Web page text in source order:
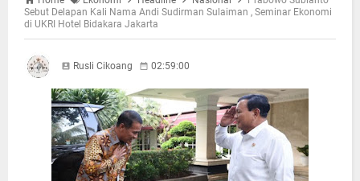
Sebut Delapan Kali Nama Andi Sudirman Sulaiman , Seminar Ekonomi
di UKRI Hotel Bidakara Jakarta
Rusli Cikoang 02:59:00